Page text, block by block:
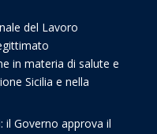
del Lavoro
in materia di salute e
Sicilia e nella
Governo approva il